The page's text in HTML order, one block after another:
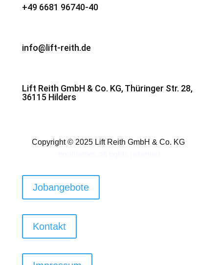
+49 6681 96740-40
info@lift-reith.de
Lift Reith GmbH & Co. KG, Thüringer Str. 28,
36115 Hilders
Copyright © 2025 Lift Reith GmbH & Co. KG
Jobangebote
Kontakt